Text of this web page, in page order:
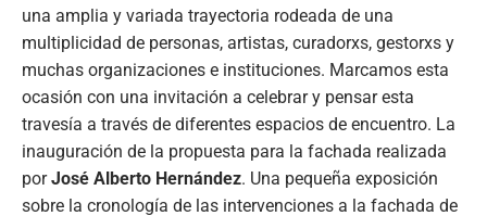
una amplia y variada trayectoria rodeada de una
multiplicidad de personas, artistas, curadorxs, gestorxs y
muchas organizaciones e instituciones. Marcamos esta
ocasión con una invitación a celebrar y pensar esta
travesía a través de diferentes espacios de encuentro. La
inauguración de la propuesta para la fachada realizada
porJosé Alberto Hernández. Una pequeña exposición
sobre la cronología de las intervenciones a la fachada de